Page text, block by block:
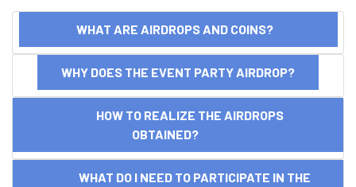
WHAT ARE AIRDROPS AND COINS?
WHY DOES THE EVENT PARTY AIRDROP?
HOW TO REALIZE THE AIRDROPS
OBTAINED?
WHAT DO I NEED TO PARTICIPATE IN THE